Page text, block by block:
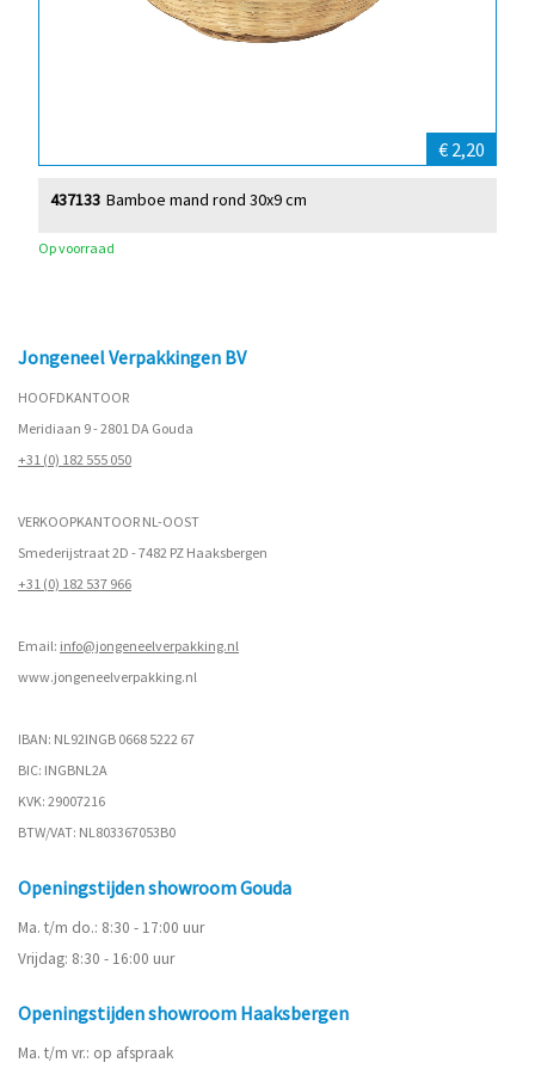
€ 2,20
Bamboe mand rond 30x9 cm
437133
Op voorraad
Jongeneel Verpakkingen BV
HOOFDKANTOOR
Meridiaan 9 - 2801 DA Gouda
+31 (0) 182 555 050
VERKOOPKANTOOR NL-OOST
Smederijstraat 2D - 7482 PZ Haaksbergen
+31 (0) 182 537 966
Email: info@jongeneelverpakking.nl
www.jongeneelverpakking.nl
IBAN: NL92INGB 0668 5222 67
BIC: INGBNL2A
KVK: 29007216
BTW/VAT: NL803367053B0
Openingstijden showroom Gouda
Ma. t/m do.: 8:30 - 17:00 uur
Vrijdag: 8:30 - 16:00 uur
Openingstijden showroom Haaksbergen
Ma. t/m vr.: op afspraak